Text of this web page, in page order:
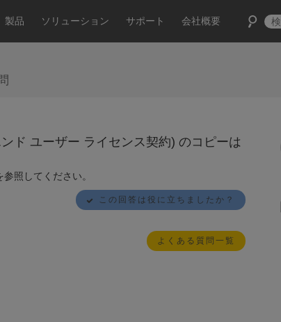
製品 ソリューション サポート 会社概要
ド ユーザー ライセンス契約) のコピーは
参照してください。
この回答は役に立ちましたか？
よくある質問一覧